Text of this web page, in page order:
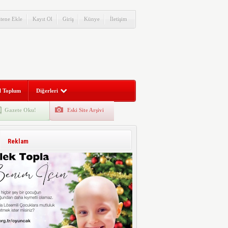
Ekle Kayıt Ol Giriş Künye İletişim
Toplum Diğerleri
Gazete Oku! Eski Site Arşivi
Reklam